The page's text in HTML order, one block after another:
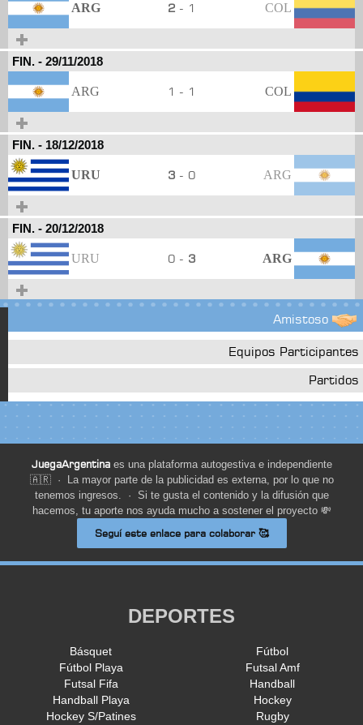
ARG 2 - 1 COL
FIN. - 29/11/2018
ARG 1 - 1 COL
FIN. - 18/12/2018
URU 3 - 0 ARG
FIN. - 20/12/2018
URU 0 - 3 ARG
Amistoso
Equipos Participantes
Partidos
JuegaArgentinaes una plataforma autogestiva e independiente
🇦🇷 · La mayor parte de la publicidad es externa, por lo que no
tenemos ingresos. · Si te gusta el contenido y la difusión que
hacemos, tu aporte nos ayuda mucho a sostener el proyecto 💸
Seguí este enlace para colaborar 🥰
DEPORTES
Básquet
Fútbol
Fútbol Playa
Futsal Amf
Futsal Fifa
Handball
Handball Playa
Hockey
Hockey S/Patines
Rugby